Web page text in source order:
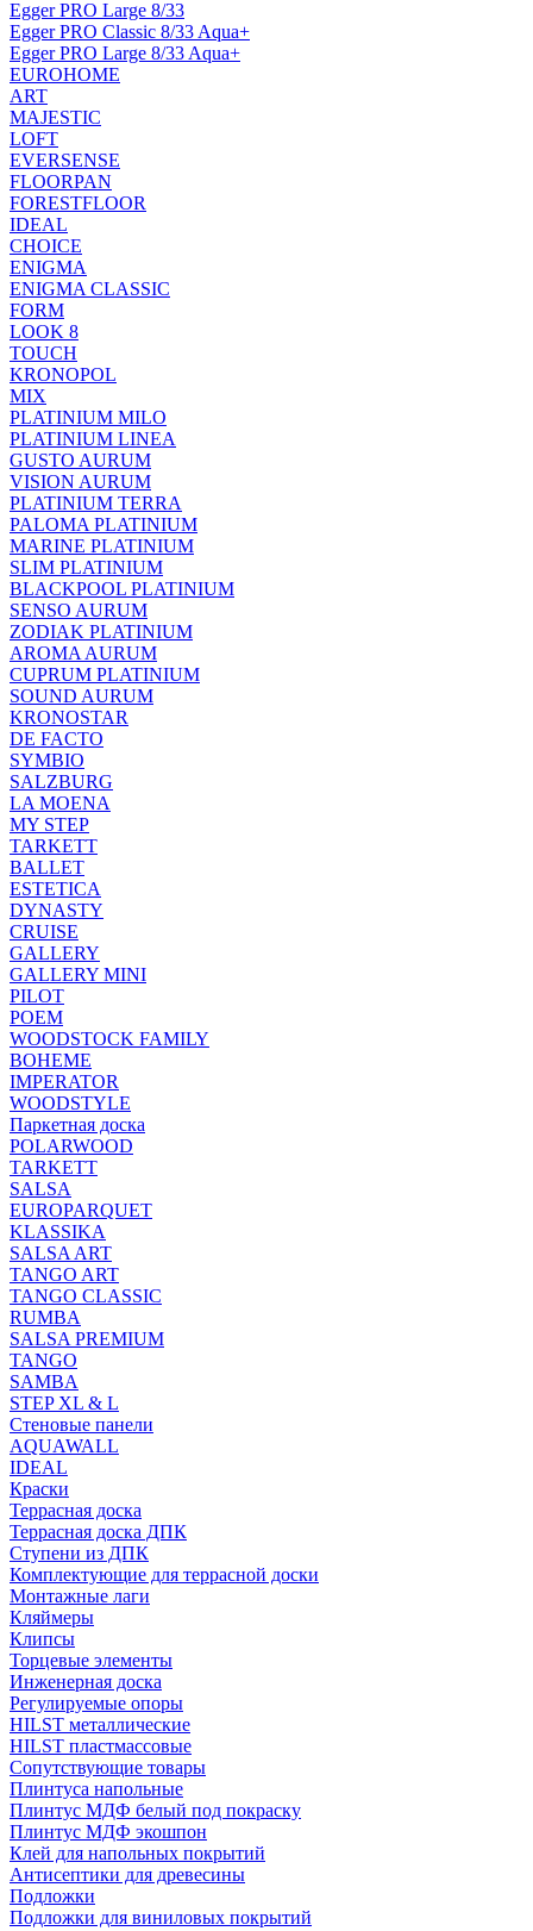
Egger PRO Large 8/33
Egger PRO Classic 8/33 Aqua+
Egger PRO Large 8/33 Aqua+
EUROHOME
ART
MAJESTIC
LOFT
EVERSENSE
FLOORPAN
FORESTFLOOR
IDEAL
CHOICE
ENIGMA
ENIGMA CLASSIC
FORM
LOOK 8
TOUCH
KRONOPOL
MIX
PLATINIUM MILO
PLATINIUM LINEA
GUSTO AURUM
VISION AURUM
PLATINIUM TERRA
PALOMA PLATINIUM
MARINE PLATINIUM
SLIM PLATINIUM
BLACKPOOL PLATINIUM
SENSO AURUM
ZODIAK PLATINIUM
AROMA AURUM
CUPRUM PLATINIUM
SOUND AURUM
KRONOSTAR
DE FACTO
SYMBIO
SALZBURG
LA MOENA
MY STEP
TARKETT
BALLET
ESTETICA
DYNASTY
CRUISE
GALLERY
GALLERY MINI
PILOT
POEM
WOODSTOCK FAMILY
BOHEME
IMPERATOR
WOODSTYLE
Паркетная доска
POLARWOOD
TARKETT
SALSA
EUROPARQUET
KLASSIKA
SALSA ART
TANGO ART
TANGO CLASSIC
RUMBA
SALSA PREMIUM
TANGO
SAMBA
STEP XL & L
Стеновые панели
AQUAWALL
IDEAL
Краски
Террасная доска
Террасная доска ДПК
Ступени из ДПК
Комплектующие для террасной доски
Монтажные лаги
Кляймеры
Клипсы
Торцевые элементы
Инженерная доска
Регулируемые опоры
HILST металлические
HILST пластмассовые
Сопутствующие товары
Плинтуса напольные
Плинтус МДФ белый под покраску
Плинтус МДФ экошпон
Клей для напольных покрытий
Антисептики для древесины
Подложки
Подложки для виниловых покрытий